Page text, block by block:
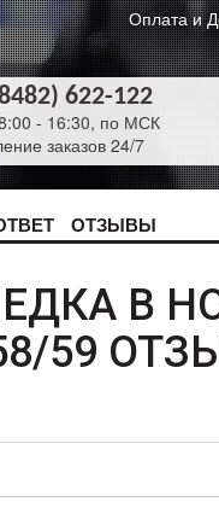
Оплата и
622-122
- 16:30, по МСК
заказов 24/7
ОТЗЫВЫ
В
59